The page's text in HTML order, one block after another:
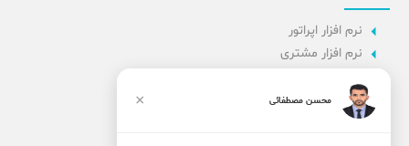
نرم افزار اپراتور
نرم افزار مشتری
نرم افزار راننده
پنل مدیریت
محسن مصطفائی ×